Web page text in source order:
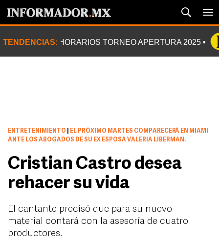
TENDENCIAS: HORARIOS TORNEO APERTURA 2025
ENTRETENIMIENTO
EL PRÓXIMO MARTES COMPARECERÁ EN MIAMI
ANTE LOS ABOGADOS DE SU EX ESPOSA VALERIA LIBERMAN.
Cristian Castro desea
rehacer su vida
El cantante precisó que para su nuevo
material contará con la asesoría de cuatro
productores.